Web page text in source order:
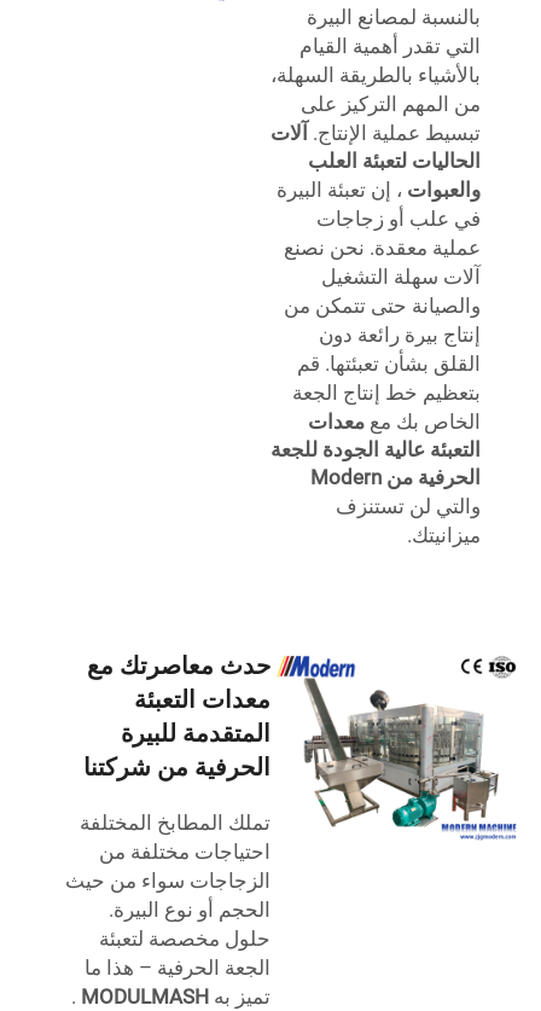
بالنسبة لمصانع البيرة
التي تقدر أهمية القيام
بالأشياء بالطريقة السهلة،
من المهم التركيز على
تبسيط عملية الإنتاج. آلات
الحاليات لتعبئة العلب
والعبوات ، إن تعبئة البيرة
في علب أو زجاجات
عملية معقدة. نحن نصنع
آلات سهلة التشغيل
والصيانة حتى تتمكن من
إنتاج بيرة رائعة دون
القلق بشأن تعبئتها. قم
بتعظيم خط إنتاج الجعة
الخاص بك مع معدات
التعبئة عالية الجودة للجعة
الحرفية من Modern
والتي لن تستنزف
ميزانيتك.
حدث معاصرتك مع
معدات التعبئة
المتقدمة للبيرة
الحرفية من شركتنا
تملك المطابخ المختلفة
احتياجات مختلفة من
الزجاجات سواء من حيث
الحجم أو نوع البيرة.
حلول مخصصة لتعبئة
الجعة الحرفية – هذا ما
تميز به MODULMASH
.